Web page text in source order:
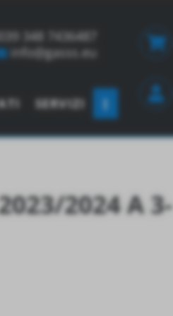
348 7436487
info@gasss.eu
SERVIZI
2024 A 3-